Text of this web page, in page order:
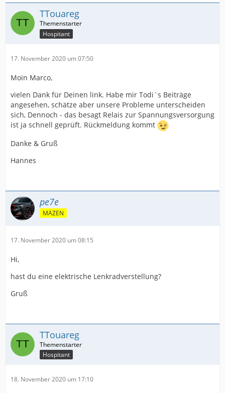
TTouareg
Hospitant
17. November 2020 um 07:50
Moin Marco,
vielen Dank für Deinen link. Habe mir Todi`s Beiträge
angesehen, schätze aber unsere Probleme unterscheiden
sich, Dennoch - das besagt Relais zur Spannungsversorgung
ist ja schnell geprüft. Rückmeldung kommt
Danke & Gruß
Hannes
pe7e
MÄZEN
17. November 2020 um 08:15
Hi,
hast du eine elektrische Lenkradverstellung?
Gruß
TTouareg
Hospitant
18. November 2020 um 17:10